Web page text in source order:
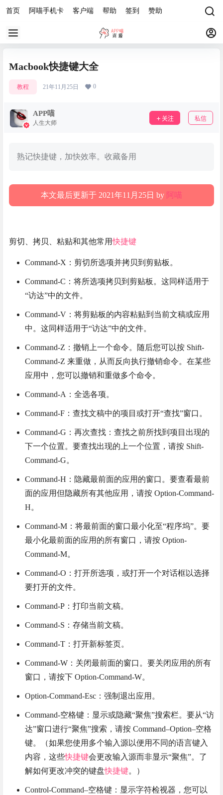
首页 阿喵手机卡 客户端 帮助 签到 赞助
Macbook快捷键大全
教程 21年11月25日 0
APP喵
人生大师
关注 私信
熟记快捷键，加快效率。收藏备用
本文最后更新于 2021年11月25日 by 阿喵
剪切、拷贝、粘贴和其他常用快捷键
Command-X：剪切所选项并拷贝到剪贴板。
Command-C：将所选项拷贝到剪贴板。这同样适用于
“访达”中的文件。
Command-V：将剪贴板的内容粘贴到当前文稿或应用
中。这同样适用于“访达”中的文件。
Command-Z：撤销上一个命令。随后您可以按 Shift-
Command-Z 来重做，从而反向执行撤销命令。在某些
应用中，您可以撤销和重做多个命令。
Command-A：全选各项。
Command-F：查找文稿中的项目或打开“查找”窗口。
Command-G：再次查找：查找之前所找到项目出现的
下一个位置。要查找出现的上一个位置，请按 Shift-
Command-G。
Command-H：隐藏最前面的应用的窗口。要查看最前
面的应用但隐藏所有其他应用，请按 Option-Command-
H。
Command-M：将最前面的窗口最小化至“程序坞”。要
最小化最前面的应用的所有窗口，请按 Option-
Command-M。
Command-O：打开所选项，或打开一个对话框以选择
要打开的文件。
Command-P：打印当前文稿。
Command-S：存储当前文稿。
Command-T：打开新标签页。
Command-W：关闭最前面的窗口。要关闭应用的所有
窗口，请按下 Option-Command-W。
Option-Command-Esc：强制退出应用。
Command-空格键：显示或隐藏“聚焦”搜索栏。要从“访
达”窗口进行“聚焦”搜索，请按 Command–Option–空格
键。（如果您使用多个输入源以便用不同的语言键入
内容，这些快捷键会更改输入源而非显示“聚焦”。了
解如何更改冲突的键盘快捷键。）
Control-Command–空格键：显示字符检视器，您可以